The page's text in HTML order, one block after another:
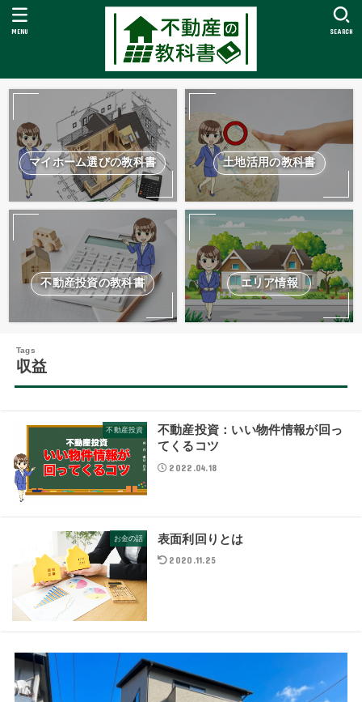
SEARCH
MENU
マイホーム選びの教科書 土地活用の教科書
不動産投資の教科書 エリア情報
収益
不動産投資
不動産投資：いい物件情報が回っ
てくるコツ
2022.04.18
お金の話 表面利回りとは
2020.11.25